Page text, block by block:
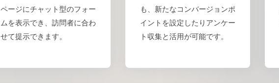
ページにチャット型のフォー
ムを表示でき、訪問者に合わ
せて提示できます。
も、新たなコンバージョンポ
イントを設定したりアンケー
ト収集と活用が可能です。